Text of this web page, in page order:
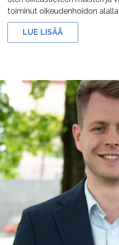
toiminut oikeudenhoidon
LUE LISÄÄ